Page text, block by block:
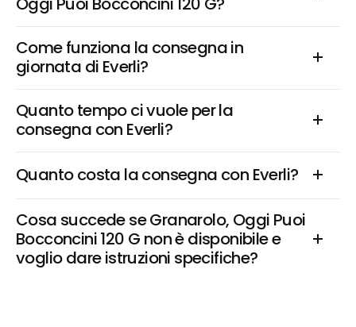
Come funziona la consegna in
giornata di Everli?
Quanto tempo ci vuole per la
consegna con Everli?
Quanto costa la consegna con Everli?
Cosa succede se Granarolo, Oggi Puoi
Bocconcini 120 G non è disponibile e
voglio dare istruzioni specifiche?